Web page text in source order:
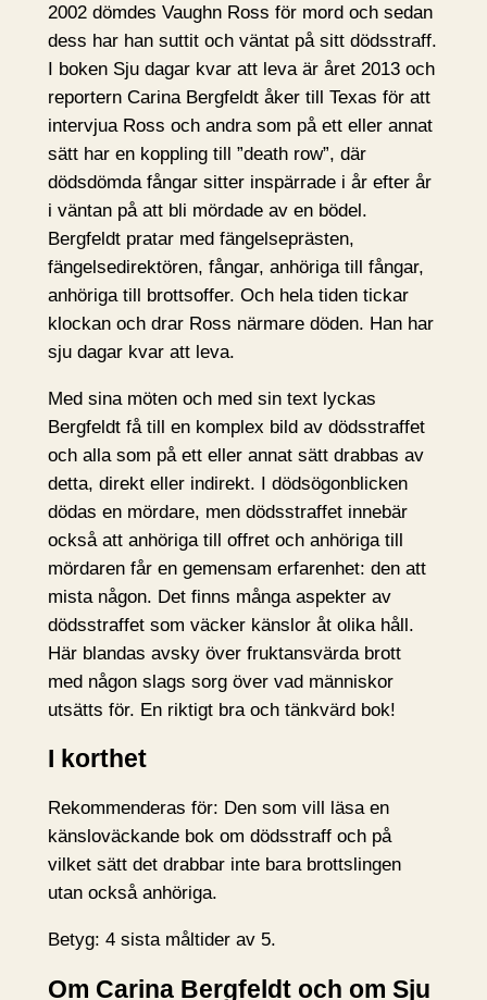
2002 dömdes Vaughn Ross för mord och sedan
dess har han suttit och väntat på sitt dödsstraff.
I boken Sju dagar kvar att leva är året 2013 och
reportern Carina Bergfeldt åker till Texas för att
intervjua Ross och andra som på ett eller annat
sätt har en koppling till ”death row”, där
dödsdömda fångar sitter inspärrade i år efter år
i väntan på att bli mördade av en bödel.
Bergfeldt pratar med fängelseprästen,
fängelsedirektören, fångar, anhöriga till fångar,
anhöriga till brottsoffer. Och hela tiden tickar
klockan och drar Ross närmare döden. Han har
sju dagar kvar att leva.
Med sina möten och med sin text lyckas
Bergfeldt få till en komplex bild av dödsstraffet
och alla som på ett eller annat sätt drabbas av
detta, direkt eller indirekt. I dödsögonblicken
dödas en mördare, men dödsstraffet innebär
också att anhöriga till offret och anhöriga till
mördaren får en gemensam erfarenhet: den att
mista någon. Det finns många aspekter av
dödsstraffet som väcker känslor åt olika håll.
Här blandas avsky över fruktansvärda brott
med någon slags sorg över vad människor
utsätts för. En riktigt bra och tänkvärd bok!
I korthet
Rekommenderas för: Den som vill läsa en
känsloväckande bok om dödsstraff och på
vilket sätt det drabbar inte bara brottslingen
utan också anhöriga.
Betyg: 4 sista måltider av 5.
Om Carina Bergfeldt och om Sju